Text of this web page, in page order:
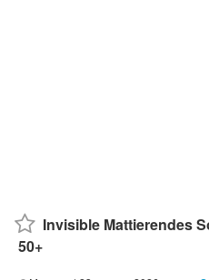
Invisible Mattierendes
50+